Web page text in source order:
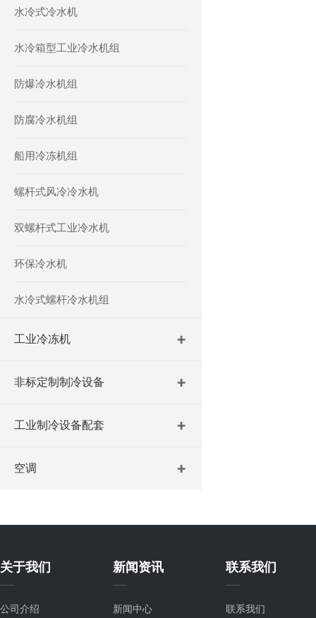
水冷式冷水机
水冷箱型工业冷水机组
防爆冷水机组
防腐冷水机组
船用冷冻机组
螺杆式风冷冷水机
双螺杆式工业冷水机
环保冷水机
水冷式螺杆冷水机组
工业冷冻机
非标定制制冷设备
工业制冷设备配套
空调
关于我们
公司介绍
新闻资讯
新闻中心
联系我们
联系我们